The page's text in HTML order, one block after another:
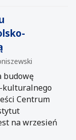
budowę
kulturalnego
Centrum
na wrzesień